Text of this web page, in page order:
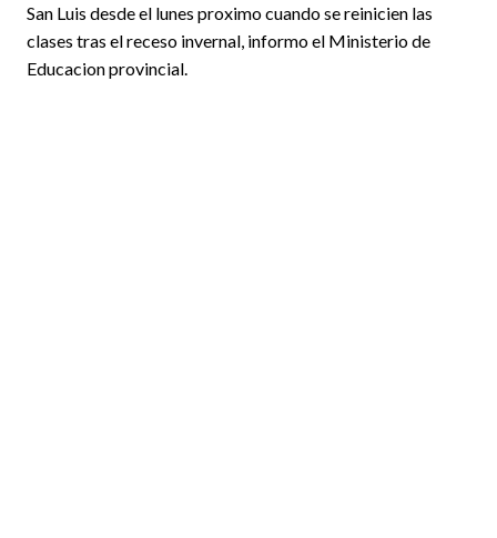
San Luis desde el lunes proximo cuando se reinicien las
clases tras el receso invernal, informo el Ministerio de
Educacion provincial.